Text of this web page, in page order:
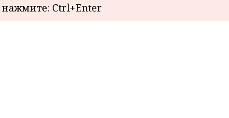
Ctrl+Enter